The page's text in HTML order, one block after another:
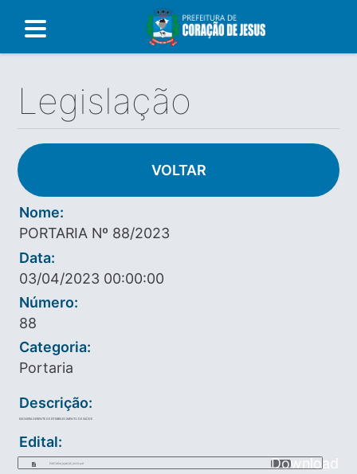
Legislação
VOLTAR
Nome:
PORTARIA Nº 88/2023
Data:
03/04/2023 00:00:00
Número:
88
Categoria:
Portaria
Descrição:
EXONERA GERENTE DE ESTABELECIMENTO DE SAÚDE
Edital:
PORTARIA_N_88_DE_2023.pdf Download